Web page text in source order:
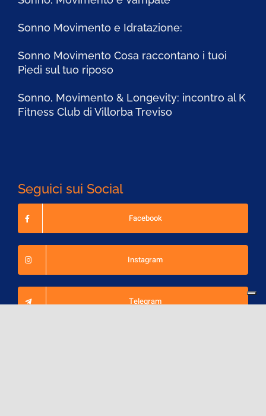
Sonno Movimento e Idratazione:
Sonno Movimento Cosa raccontano i tuoi
Piedi sul tuo riposo
Sonno, Movimento & Longevity: incontro al K
Fitness Club di Villorba Treviso
Seguici sui Social
Facebook
Instagram
Telegram